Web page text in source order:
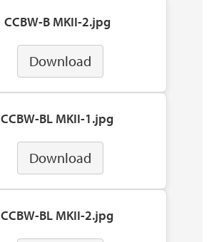
CCBW-B MKII-2.jpg
Download
CCBW-BL MKII-1.jpg
Download
CCBW-BL MKII-2.jpg